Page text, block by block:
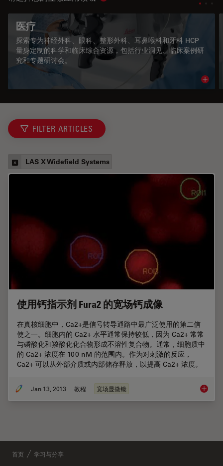
医疗
探索专为神经外科、眼科、整形外科、耳鼻喉科和牙科 HCP
量身定制的科学和临床综合资源，包括行业洞见、临床案例研
究和专题研讨会。
FILTER ARTICLES
LAS X Widefield Systems
使用钙指示剂 Fura2 的宽场钙成像
在真核细胞中，Ca2+是信号转导通路中最广泛使用的第二信
使之一。细胞内的 Ca2+ 水平通常保持较低，因为 Ca2+ 常常
与磷酸化和羧酸化化合物形成不溶性复合物。通常，细胞质中
的 Ca2+ 浓度在 100 nM 的范围内。作为对刺激的反应，
Ca2+ 可以从外部介质或内部储存释放，以提高 Ca2+ 浓度。
Jan 13, 2013 教程 宽场显微镜 使用钙
首页 学习与分享